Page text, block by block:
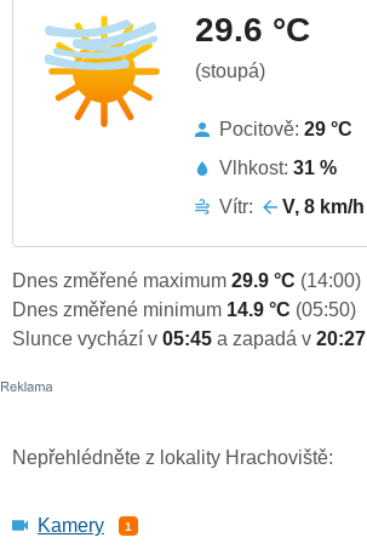
29.6 °C
(stoupá)
Pocitově: 29 °C
Vlhkost: 31 %
Vítr:
V, 8 km/h
Dnes změřené maximum 29.9 °C (14:00)
Dnes změřené minimum 14.9 °C (05:50)
Slunce vychází v 05:45 a zapadá v 20:27
Nepřehlédněte z lokality Hrachoviště:
Kamery 1